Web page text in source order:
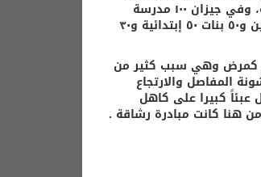
عام ٢٠٢٠م لتشمل ٦٠٠٠ مدرسة، وقد بدأت العام الماضي في ١٠٠٠ مدرسة على مستوى المملكة، وفي جيزان ١٠٠ مدرسة
مشاركة لهذا العام موزعة على جميع القطاعات الصحية وكانت موزعة كالتالي: ٥٠ مدرسة بنين و٥٠ بنات ٥٠ إبتدائية و٣٠
كمرض وهي سبب كثير من
المفاصل والارتجاع
كبيرا على كاهل
هنا كانت مبادرة رشاقة .